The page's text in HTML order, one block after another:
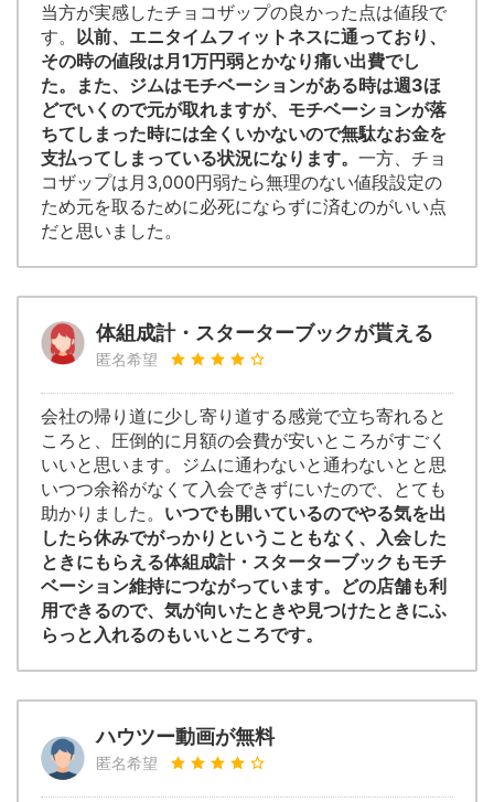
当方が実感したチョコザップの良かった点は値段で
す。 以前、エニタイムフィットネスに通っており、
その時の値段は月1万円弱とかなり痛い出費でし
た。また、ジムはモチベーションがある時は週3ほ
どでいくので元が取れますが、モチベーションが落
ちてしまった時には全くいかないので無駄なお金を
支払ってしまっている状況になります。 一方、チョ
コザップは月3,000円弱たら無理のない値段設定の
ため元を取るために必死にならずに済むのがいい点
だと思いました。
体組成計・スターターブックが貰える
匿名希望
会社の帰り道に少し寄り道する感覚で立ち寄れると
ころと、圧倒的に月額の会費が安いところがすごく
いいと思います。ジムに通わないと通わないとと思
いつつ余裕がなくて入会できずにいたので、とても
助かりました。 いつでも開いているのでやる気を出
したら休みでがっかりということもなく、入会した
ときにもらえる体組成計・スターターブックもモチ
ベーション維持につながっています。どの店舗も利
用できるので、気が向いたときや見つけたときにふ
らっと入れるのもいいところです。
ハウツー動画が無料
匿名希望